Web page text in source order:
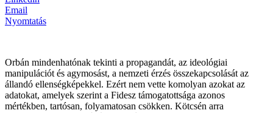
Email
Nyomtatás
Orbán mindenhatónak tekinti a propagandát, az ideológiai
manipulációt és agymosást, a nemzeti érzés összekapcsolását az
állandó ellenségképekkel. Ezért nem vette komolyan azokat az
adatokat, amelyek szerint a Fidesz támogatottsága azonos
mértékben, tartósan, folyamatosan csökken. Kötcsén arra